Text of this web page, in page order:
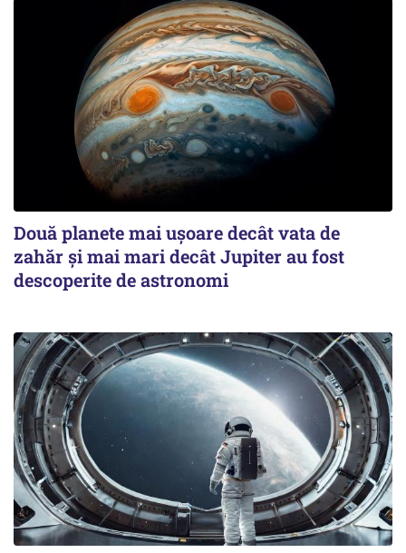
Două planete mai ușoare decât vata de
zahăr și mai mari decât Jupiter au fost
descoperite de astronomi